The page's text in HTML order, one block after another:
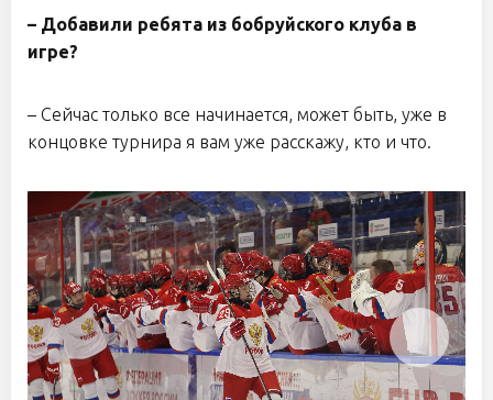
– Добавили ребята из бобруйского клуба в
игре?
– Сейчас только все начинается, может быть, уже в
концовке турнира я вам уже расскажу, кто и что.